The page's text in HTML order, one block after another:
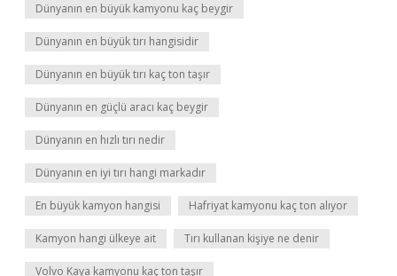
Dünyanın en büyük kamyonu kaç beygir
Dünyanın en büyük tırı hangisidir
Dünyanın en büyük tırı kaç ton taşır
Dünyanın en güçlü aracı kaç beygir
Dünyanın en hızlı tırı nedir
Dünyanın en iyi tırı hangi markadır
En büyük kamyon hangisi Hafriyat kamyonu kaç ton alıyor
Kamyon hangi ülkeye ait Tırı kullanan kişiye ne denir
Volvo Kaya kamyonu kaç ton taşır